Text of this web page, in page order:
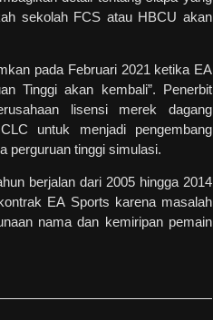
sekolah FCS atau HBCU akan
pada Februari 2021 ketika EA
Tinggi akan kembali”. Penerbit
lisensi merek dagang
untuk menjadi pengembang
perguruan tinggi simulasi.
berjalan dari 2005 hingga 2014
EA Sports karena masalah
nama dan kemiripan pemain